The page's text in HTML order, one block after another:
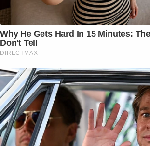
Why He Gets Hard In 15 Minutes:
Don't Tell
DIRECTMAX